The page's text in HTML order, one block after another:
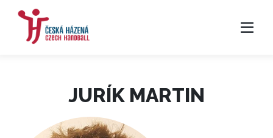
JURÍK MARTIN